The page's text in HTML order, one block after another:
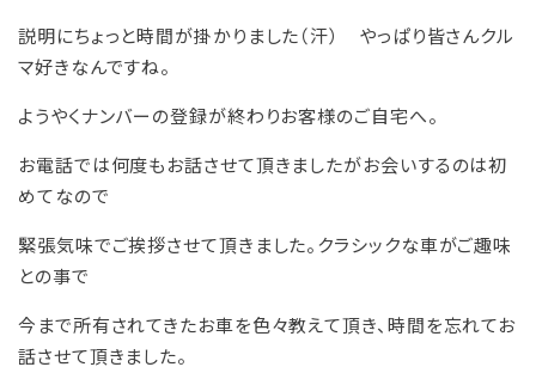
説明にちょっと時間が掛かりました（汗） やっぱり皆さんクル
マ好きなんですね。
ようやくナンバーの登録が終わりお客様のご自宅へ。
お電話では何度もお話させて頂きましたがお会いするのは初
めてなので
緊張気味でご挨拶させて頂きました。クラシックな車がご趣味
との事で
今まで所有されてきたお車を色々教えて頂き、時間を忘れてお
話させて頂きました。